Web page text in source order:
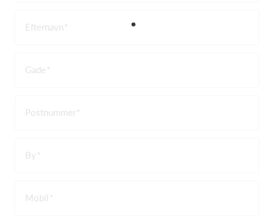
Efternavn
Gade
Postnummer
By
Mobil